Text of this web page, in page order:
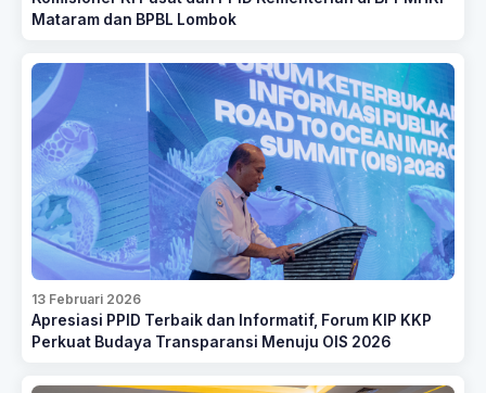
Mataram dan BPBL Lombok
13 Februari 2026
Apresiasi PPID Terbaik dan Informatif, Forum KIP KKP
Perkuat Budaya Transparansi Menuju OIS 2026